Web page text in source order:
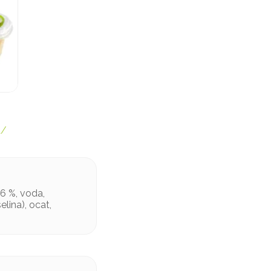
%, voda,
ocat,